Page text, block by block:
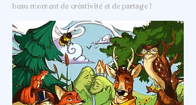
beau moment de créativité et de partage !